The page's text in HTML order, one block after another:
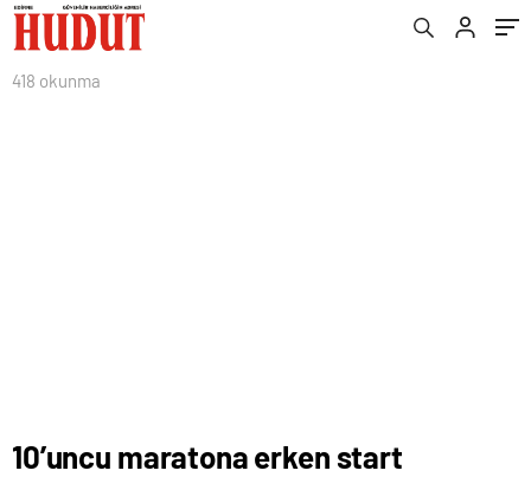
418 okunma
10’uncu maratona erken start